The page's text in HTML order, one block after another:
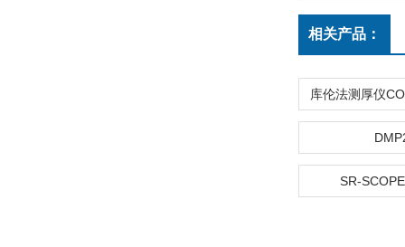
相关产品：
SR-